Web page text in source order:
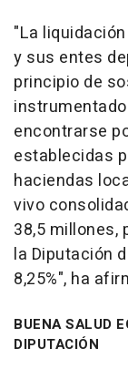
"La
y sus entes
principio de
encontrarse
establecidas
haciendas
vivo
38,5 millones,
la Diputación
8,25%", ha
BUENA SALUD
DIPUTACIÓN